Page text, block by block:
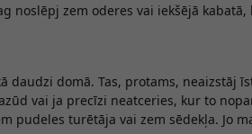
noslēpj zem oderes vai iekšējā
daudzi domā. Tas, protams, neaizstāj
vai ja precīzi neatceries, kur to
pudeles turētāja vai zem sēdekļa. Jo